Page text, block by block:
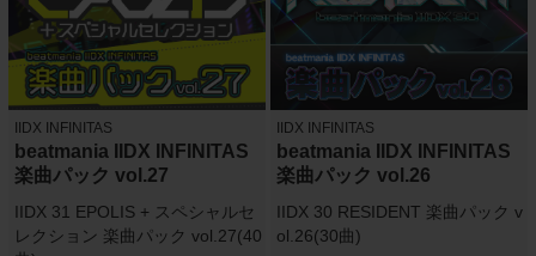
IIDX INFINITAS
beatmania IIDX INFINITAS
楽曲パック vol.27
IIDX 31 EPOLIS + スペシャルセ
レクション 楽曲パック vol.27(40
IIDX INFINITAS
beatmania IIDX INFINITAS
楽曲パック vol.26
IIDX 30 RESIDENT 楽曲パック v
ol.26(30曲)